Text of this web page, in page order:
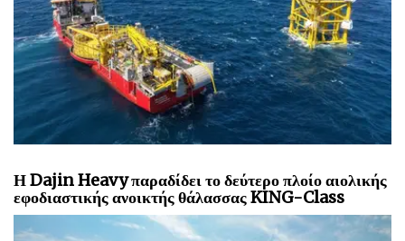
Εξαγωγικά Καλώδια, Υπεράκτιος Υποσταθμός σε
Εγκατάσταση στο Υπεράκτιο Αιολικό Πάρκο
Fengmiao I